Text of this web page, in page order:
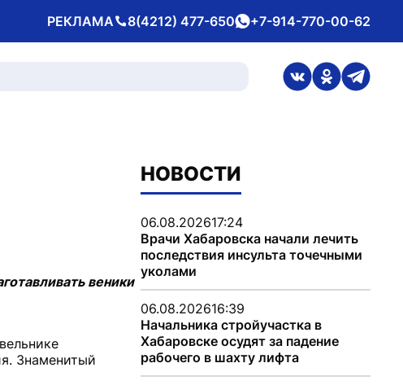
РЕКЛАМА
Телефон 8(4212) 477-650whatsApp
+7-914-770-00-62
ссылка на
ссылка на
веники
Знаменитый
НОВОСТИ
06.08.202617:24
Врачи Хабаровска начали лечить
последствия инсульта точечными
уколами
06.08.202616:39
Начальника стройучастка в
Хабаровске осудят за падение
рабочего в шахту лифта